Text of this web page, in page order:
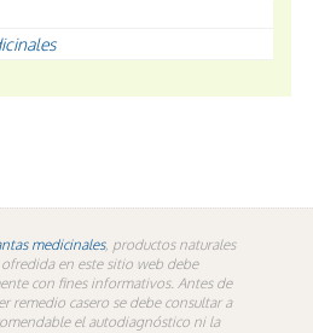
medicinales, productos naturales
en este sitio web debe
con fines informativos. Antes de
remedio casero se debe consultar a
el autodiagnóstico ni la